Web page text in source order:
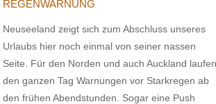
REGENWARNUNG
Neuseeland zeigt sich zum Abschluss unseres
Urlaubs hier noch einmal von seiner nassen
Seite. Für den Norden und auch Auckland laufen
den ganzen Tag Warnungen vor Starkregen ab
den frühen Abendstunden. Sogar eine Push